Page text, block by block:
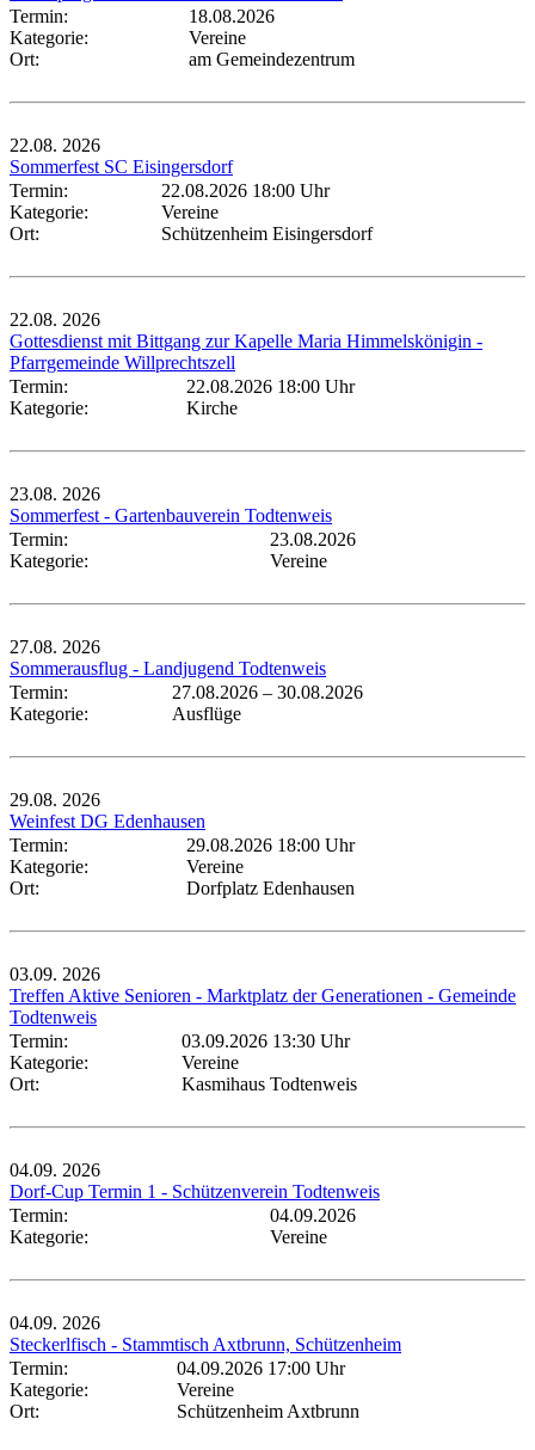
Termin:
18.08.2026
Kategorie:
Vereine
Ort:
am Gemeindezentrum
22.08. 2026
Sommerfest SC Eisingersdorf
Termin:
22.08.2026 18:00 Uhr
Kategorie:
Vereine
Ort:
Schützenheim Eisingersdorf
22.08. 2026
Gottesdienst mit Bittgang zur Kapelle Maria Himmelskönigin -
Pfarrgemeinde Willprechtszell
Termin:
22.08.2026 18:00 Uhr
Kategorie:
Kirche
23.08. 2026
Sommerfest - Gartenbauverein Todtenweis
Termin:
23.08.2026
Kategorie:
Vereine
27.08. 2026
Sommerausflug - Landjugend Todtenweis
Termin:
27.08.2026 – 30.08.2026
Kategorie:
Ausflüge
29.08. 2026
Weinfest DG Edenhausen
Termin:
29.08.2026 18:00 Uhr
Kategorie:
Vereine
Ort:
Dorfplatz Edenhausen
03.09. 2026
Treffen Aktive Senioren - Marktplatz der Generationen - Gemeinde
Todtenweis
Termin:
03.09.2026 13:30 Uhr
Kategorie:
Vereine
Ort:
Kasmihaus Todtenweis
04.09. 2026
Dorf-Cup Termin 1 - Schützenverein Todtenweis
Termin:
04.09.2026
Kategorie:
Vereine
04.09. 2026
Steckerlfisch - Stammtisch Axtbrunn, Schützenheim
Termin:
04.09.2026 17:00 Uhr
Kategorie:
Vereine
Ort:
Schützenheim Axtbrunn